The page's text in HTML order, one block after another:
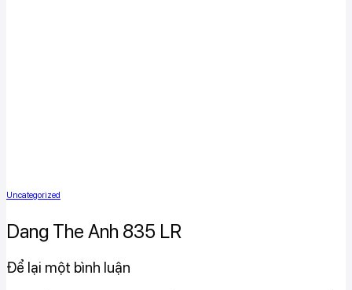
Uncategorized
Dang The Anh 835 LR
Để lại một bình luận